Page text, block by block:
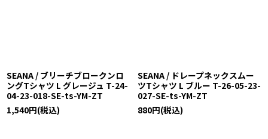
SEANA / ブリーチブロークンロ
ングTシャツ L グレージュ T-24-
04-23-018-SE-ts-YM-ZT
1,540円(税込)
SEANA / ドレープネックスムー
ツTシャツ L ブルー T-26-05-23-
027-SE-ts-YM-ZT
880円(税込)